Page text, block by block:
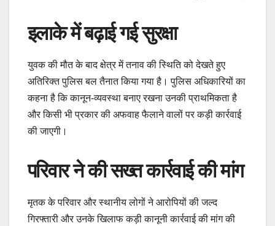
इलाके में बढ़ाई गई सुरक्षा
युवक की मौत के बाद क्षेत्र में तनाव की स्थिति को देखते हुए
अतिरिक्त पुलिस बल तैनात किया गया है। पुलिस अधिकारियों का
कहना है कि कानून-व्यवस्था बनाए रखना उनकी प्राथमिकता है
और किसी भी प्रकार की अफवाह फैलाने वालों पर कड़ी कार्रवाई
की जाएगी।
परिवार ने की सख्त कार्रवाई की मांग
मृतक के परिवार और स्थानीय लोगों ने आरोपियों की जल्द
गिरफ्तारी और उनके खिलाफ कड़ी कानूनी कार्रवाई की मांग की